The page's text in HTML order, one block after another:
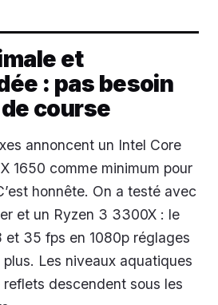
et
: pas besoin
course
annoncent un Intel Core
1650 comme minimum pour
honnête. On a testé avec
et un Ryzen 3 3300X : le
et 35 fps en 1080p réglages
Les niveaux aquatiques
descendent sous les